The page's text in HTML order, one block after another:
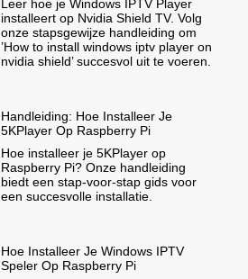
Leer hoe je Windows IPTV Player
installeert op Nvidia Shield TV. Volg
onze stapsgewijze handleiding om
’How to install windows iptv player on
nvidia shield’ succesvol uit te voeren.
Handleiding: Hoe Installeer Je
5KPlayer Op Raspberry Pi
Hoe installeer je 5KPlayer op
Raspberry Pi? Onze handleiding
biedt een stap-voor-stap gids voor
een succesvolle installatie.
Hoe Installeer Je Windows IPTV
Speler Op Raspberry Pi